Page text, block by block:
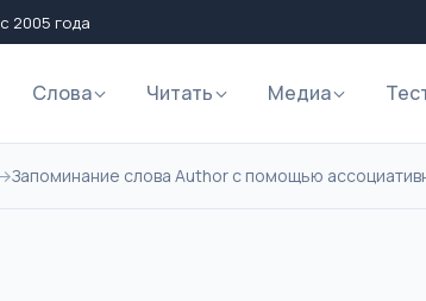
2005 года
Слова Читать Медиа
Запоминание слова Author с помощью